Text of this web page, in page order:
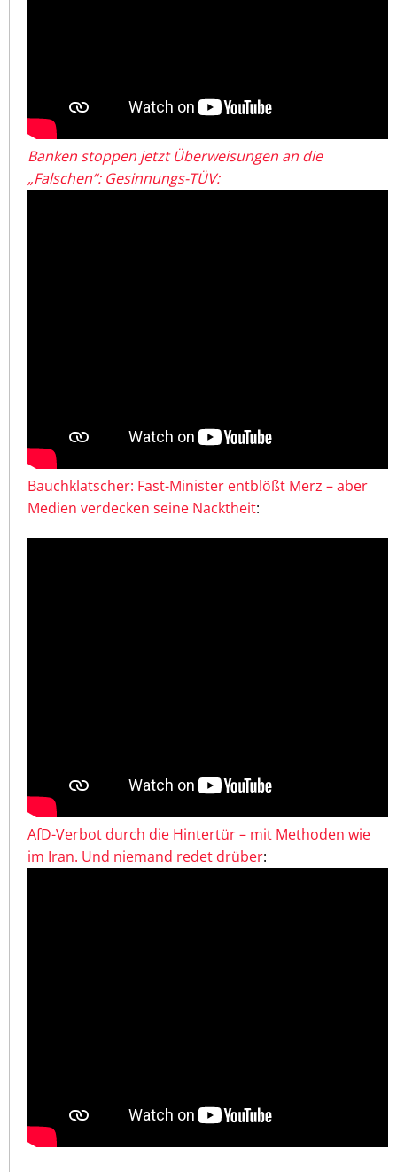
Banken stoppen jetzt Überweisungen an die
„Falschen“: Gesinnungs-TÜV:
Bauchklatscher: Fast-Minister entblößt Merz – aber
Medien verdecken seine Nacktheit:
AfD-Verbot durch die Hintertür – mit Methoden wie
im Iran. Und niemand redet drüber: